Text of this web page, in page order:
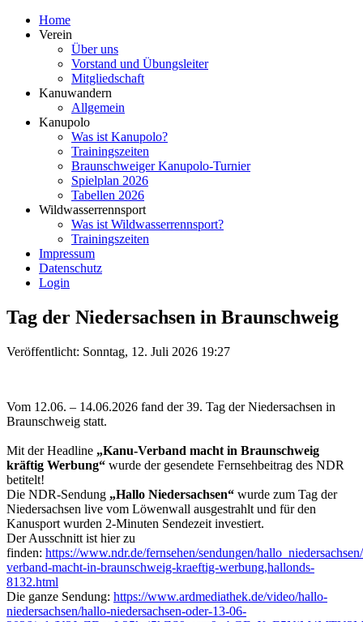
Home
Verein
Über uns
Vorstand und Übungsleiter
Mitgliedschaft
Kanuwandern
Allgemein
Kanupolo
Was ist Kanupolo?
Trainingszeiten
Braunschweiger Kanupolo-Turnier
Spielplan 2026
Tabellen 2026
Wildwasserrennsport
Was ist Wildwasserrennsport?
Trainingszeiten
Impressum
Datenschutz
Login
Tag der Niedersachsen in Braunschweig
Veröffentlicht: Sonntag, 12. Juli 2026 19:27
Vom 12.06. – 14.06.2026 fand der 39. Tag der Niedersachsen in
Braunschweig statt.
Mit der Headline „Kanu-Verband macht in Braunschweig
kräftig Werbung“ wurde der gesendete Fernsehbeitrag des NDR
betitelt!
Die NDR-Sendung „Hallo Niedersachsen“ wurde zum Tag der
Niedersachsen live vom Löwenwall ausgestrahlt und für den
Kanusport wurden 2-Minuten Sendezeit investiert.
Der Ausschnitt ist hier zu
finden: https://www.ndr.de/fernsehen/sendungen/
verband-macht-in-braunschweig-kraeftig-werbung,hallonds-
8132.html
Die ganze Sendung: https://www.ardmediathek.de/video/hallo-
niedersachsen/hallo-niedersachsen-oder-13-06-